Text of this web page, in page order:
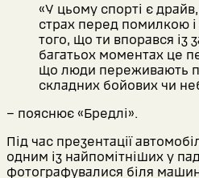
«У цьому спорті є
страх перед помилкою і
того, що ти впорався із
багатьох моментах це
що люди переживають
складних бойових чи
– пояснює «Бредлі».
Під час презентації
одним із найпомітніших у
фотографувалися біля